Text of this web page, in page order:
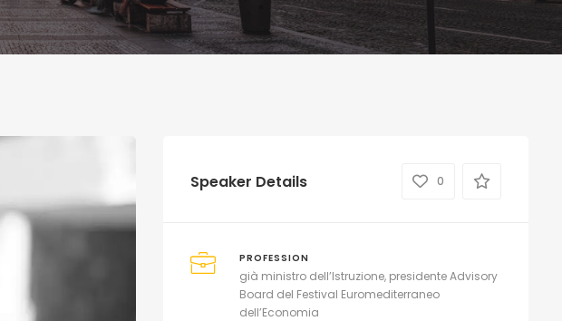
Speaker Details 0
PROFESSION
già ministro dell’Istruzione, presidente Advisory
Board del Festival Euromediterraneo
dell’Economia